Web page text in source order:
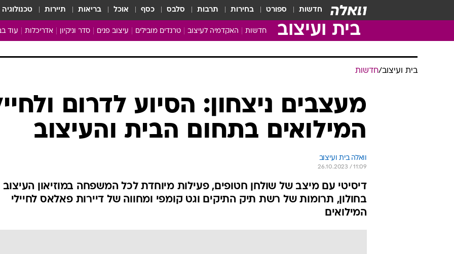
חדשות ספורט בחירות תרבות סלבס כסף אוכל בריאות תיירות טכנולוגיה
בית ועיצוב חדשות האקדמיה לעיצוב טרנדים מובילים עיצוב פנים סדר וניקיון
מדריך הניקיון
Baby Care
מכבסים תולים
אדריכלות עוד
בית ועיצוב/חדשות
מעצבים ניצחון: הסיוע לדרום
המילואים בתחום הבית והעיצוב
וואלה בית ועיצוב
26.10.2023 / 11:09
דיסיטי עם מיצב של שולחן חטופים, פעילות מיוחדת לכל המשפחה במוזיאון העיצוב
בחולון, תרומות של רשת תיק התיקים וגט קומפי ומחווה של דיירות פאלאס לחיילי
המילואים